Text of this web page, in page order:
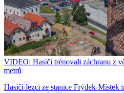
VIDEO: Hasiči trénovali záchranu z
metrů
Hasiči-lezci ze stanice Frýdek-Místek